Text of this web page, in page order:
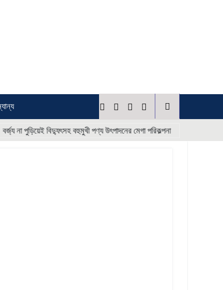
বিদ্যুৎসহ বহুমুখী পণ্য উৎপাদনের মেগা পরিকল্পনা * * * *